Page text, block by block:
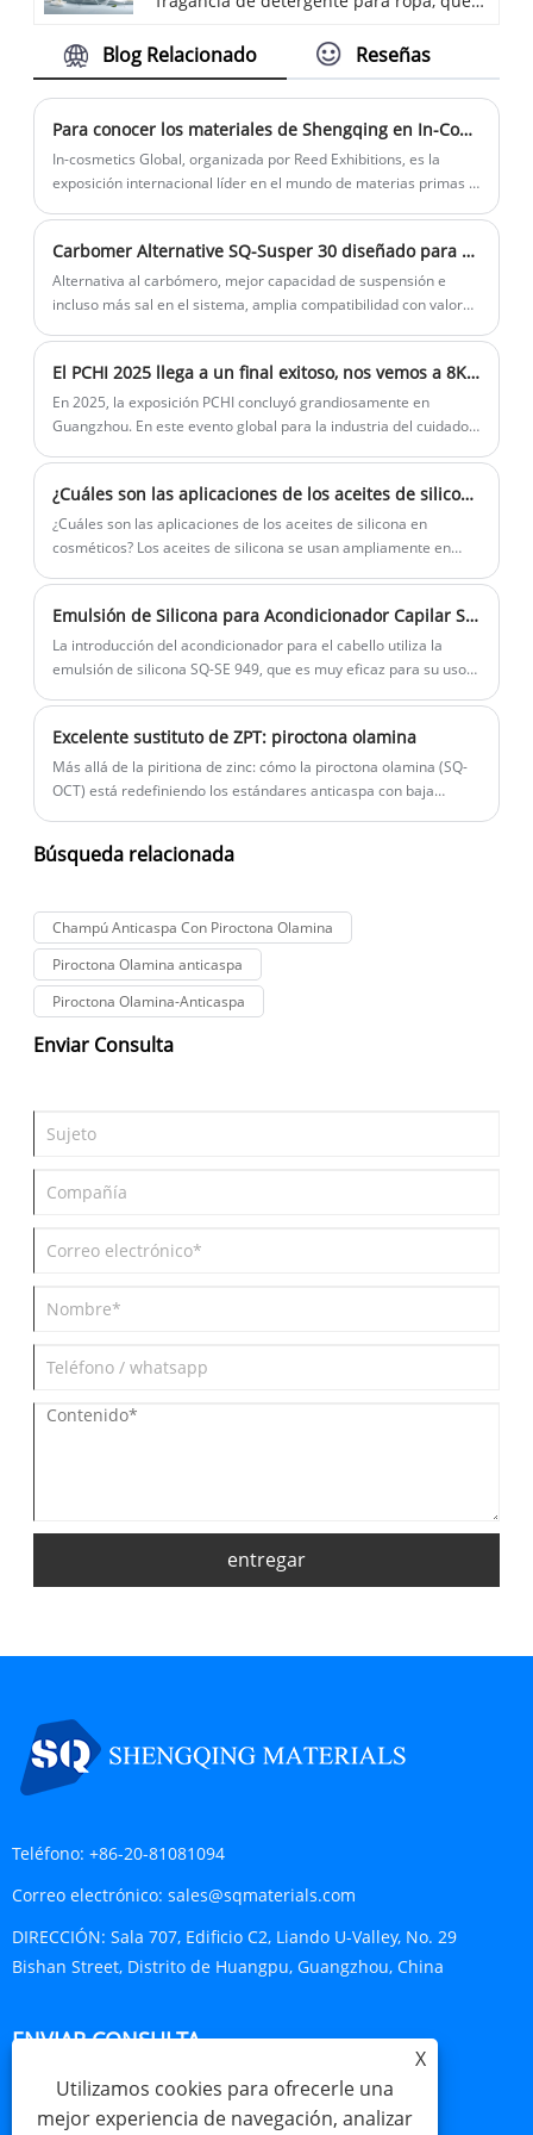
estabilidad, resistencia al calor y
retención de fragancia duradera, lo que
lo hace adecuado para aplicaciones como
productos de limpieza y tratamiento
textil.
sostenida formado al encapsular una
polímero utilizando tecnología de
microencapsulación. Presenta buena
estabilidad, resistencia al calor y
retención de fragancia duradera, lo que
lo hace adecuado para aplicaciones como
productos de limpieza y tratamiento
textil.
Blog Relacionado Reseñas
Para conocer los materiales de Shengqing en In-Cosmetics Global
In-cosmetics Global, organizada por Reed Exhibitions, es la
exposición internacional líder en el mundo de materias primas e
en París, Francia, del 16 al 18 de abril de 2024, exhibirá materias
primas o ingredientes para diversos productos de cuidado
personal, como cuidado del cabello, champú, limpiador facial,
Carbomer Alternative SQ-Susper 30 diseñado para champú y detergente líquido para ropa
Alternativa al carbómero, mejor capacidad de suspensión e
incluso más sal en el sistema, amplia compatibilidad con valores
El PCHI 2025 llega a un final exitoso, nos vemos a 8K49 en Hangzhou Pchi 2026
En 2025, la exposición PCHI concluyó grandiosamente en
Guangzhou. En este evento global para la industria del cuidado
¿Cuáles son las aplicaciones de los aceites de silicona en cosméticos?
¿Cuáles son las aplicaciones de los aceites de silicona en
cosméticos? Los aceites de silicona se usan ampliamente en
Emulsión de Silicona para Acondicionador Capilar SQ-SE 949
La introducción del acondicionador para el cabello utiliza la
emulsión de silicona SQ-SE 949, que es muy eficaz para su uso.
Excelente sustituto de ZPT: piroctona olamina
Más allá de la piritiona de zinc: cómo la piroctona olamina (SQ-
OCT) está redefiniendo los estándares anticaspa con baja
Búsqueda relacionada
Champú Anticaspa Con Piroctona Olamina
Piroctona Olamina anticaspa
Piroctona Olamina-Anticaspa
Enviar Consulta
entregar
Teléfono: +86-20-81081094
Correo electrónico: sales@sqmaterials.com
DIRECCIÓN: Sala 707, Edificio C2, Liando U-Valley, No. 29
Bishan Street, Distrito de Huangpu, Guangzhou, China
ENVIAR CONSULTA
CONSULTA AHORA
X
Utilizamos cookies para ofrecerle una
mejor experiencia de navegación, analizar